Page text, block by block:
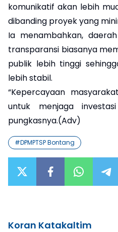
komunikatif akan lebih
dibanding proyek yang
Ia menambahkan,
transparansi biasanya
publik lebih tinggi
lebih stabil.
“Kepercayaan
untuk menjaga
pungkasnya.(Adv)
#DPMPTSP Bontang
Koran Katakaltim